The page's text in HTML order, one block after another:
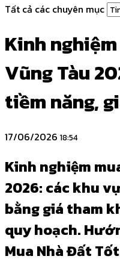
Tất cả các chuyên mục
Kinh
Vũng Tàu
tiềm năng,
17/06/2026 18:54
Kinh nghiệm
2026: các khu
bằng giá tham
quy hoạch.
Mua Nhà Đất